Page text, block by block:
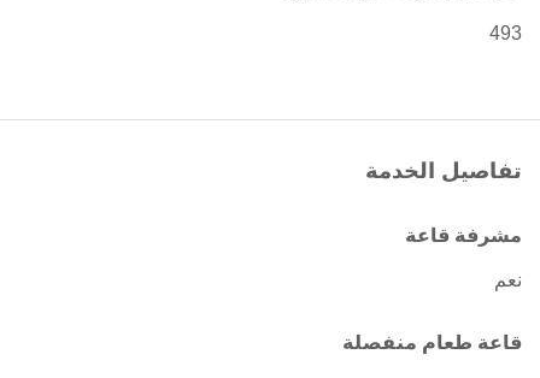
493
تفاصيل الخدمة
مشرفة قاعة
نعم
قاعة طعام منفصلة